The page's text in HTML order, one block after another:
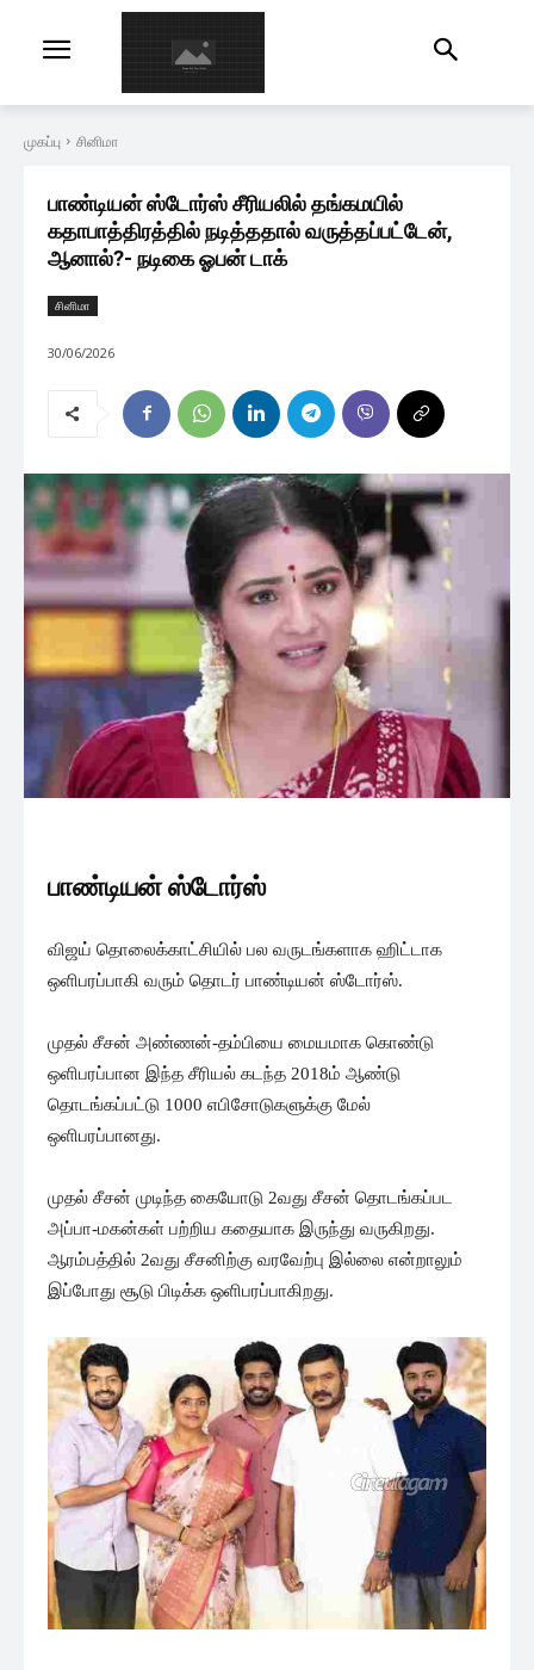
முகப்பு சினிமா
பாண்டியன் ஸ்டோர்ஸ் சீரியலில் தங்கமயில்
கதாபாத்திரத்தில் நடித்ததால் வருத்தப்பட்டேன்,
ஆனால்?- நடிகை ஓபன் டாக்
சினிமா
30/06/2026
பாண்டியன் ஸ்டோர்ஸ்
விஜய் தொலைக்காட்சியில் பல வருடங்களாக ஹிட்டாக
ஒளிபரப்பாகி வரும் தொடர் பாண்டியன் ஸ்டோர்ஸ்.
முதல் சீசன் அண்ணன்-தம்பியை மையமாக கொண்டு
ஒளிபரப்பான இந்த சீரியல் கடந்த 2018ம் ஆண்டு
தொடங்கப்பட்டு 1000 எபிசோடுகளுக்கு மேல்
ஒளிபரப்பானது.
முதல் சீசன் முடிந்த கையோடு 2வது சீசன் தொடங்கப்பட
அப்பா-மகன்கள் பற்றிய கதையாக இருந்து வருகிறது.
ஆரம்பத்தில் 2வது சீசனிற்கு வரவேற்பு இல்லை என்றாலும்
இப்போது சூடு பிடிக்க ஒளிபரப்பாகிறது.